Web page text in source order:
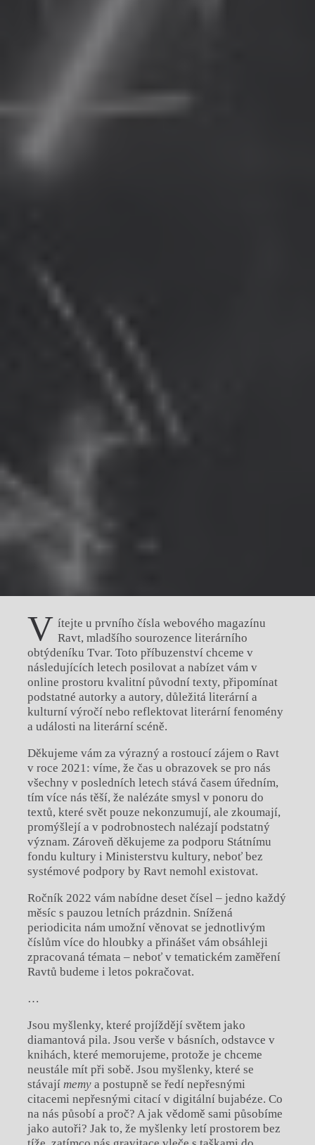
V ítejte u prvního čísla webového magazínu
Ravt, mladšího sourozence literárního
obtýdeníku Tvar. Toto příbuzenství chceme v
následujících letech posilovat a nabízet vám v
online prostoru kvalitní původní texty, připomínat
podstatné autorky a autory, důležitá literární a
kulturní výročí nebo reflektovat literární fenomény
a události na literární scéně.
Děkujeme vám za výrazný a rostoucí zájem o Ravt
v roce 2021: víme, že čas u obrazovek se pro nás
všechny v posledních letech stává časem úředním,
tím více nás těší, že nalézáte smysl v ponoru do
textů, které svět pouze nekonzumují, ale zkoumají,
promýšlejí a v podrobnostech nalézají podstatný
význam. Zároveň děkujeme za podporu Státnímu
fondu kultury i Ministerstvu kultury, neboť bez
systémové podpory by Ravt nemohl existovat.
Ročník 2022 vám nabídne deset čísel – jedno každý
měsíc s pauzou letních prázdnin. Snížená
periodicita nám umožní věnovat se jednotlivým
číslům více do hloubky a přinášet vám obsáhleji
zpracovaná témata – neboť v tematickém zaměření
Ravtů budeme i letos pokračovat.
…
Jsou myšlenky, které projíždějí světem jako
diamantová pila. Jsou verše v básních, odstavce v
knihách, které memorujeme, protože je chceme
neustále mít při sobě. Jsou myšlenky, které se
stávají memy a postupně se ředí nepřesnými
citacemi nepřesnými citací v digitální bujabéze. Co
na nás působí a proč? A jak vědomě sami působíme
jako autoři? Jak to, že myšlenky letí prostorem bez